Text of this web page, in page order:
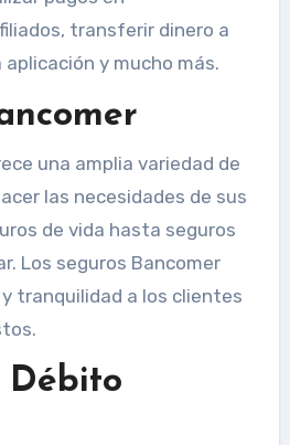
transferir dinero a
y mucho más.
una amplia variedad de
las necesidades de sus
de vida hasta seguros
Los seguros Bancomer
tranquilidad a los clientes
Débito